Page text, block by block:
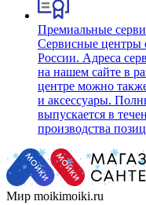
Премиальные
Сервисные центры
России. Адреса
на нашем сайте в
центре можно
и аксессуары.
выпускается в
производства
Мир moikimoiki.ru